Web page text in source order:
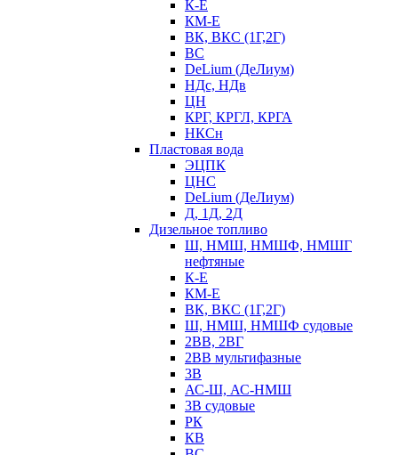
К-Е
КМ-Е
ВК, ВКС (1Г,2Г)
ВС
DeLium (ДеЛиум)
НДс, НДв
ЦН
КРГ, КРГЛ, КРГА
НКСн
Пластовая вода
ЭЦПК
ЦНС
DeLium (ДеЛиум)
Д, 1Д, 2Д
Дизельное топливо
Ш, НМШ, НМШФ, НМШГ
нефтяные
К-Е
КМ-Е
ВК, ВКС (1Г,2Г)
Ш, НМШ, НМШФ судовые
2ВВ, 2ВГ
2ВВ мультифазные
3В
АС-Ш, АС-НМШ
3В судовые
РК
КВ